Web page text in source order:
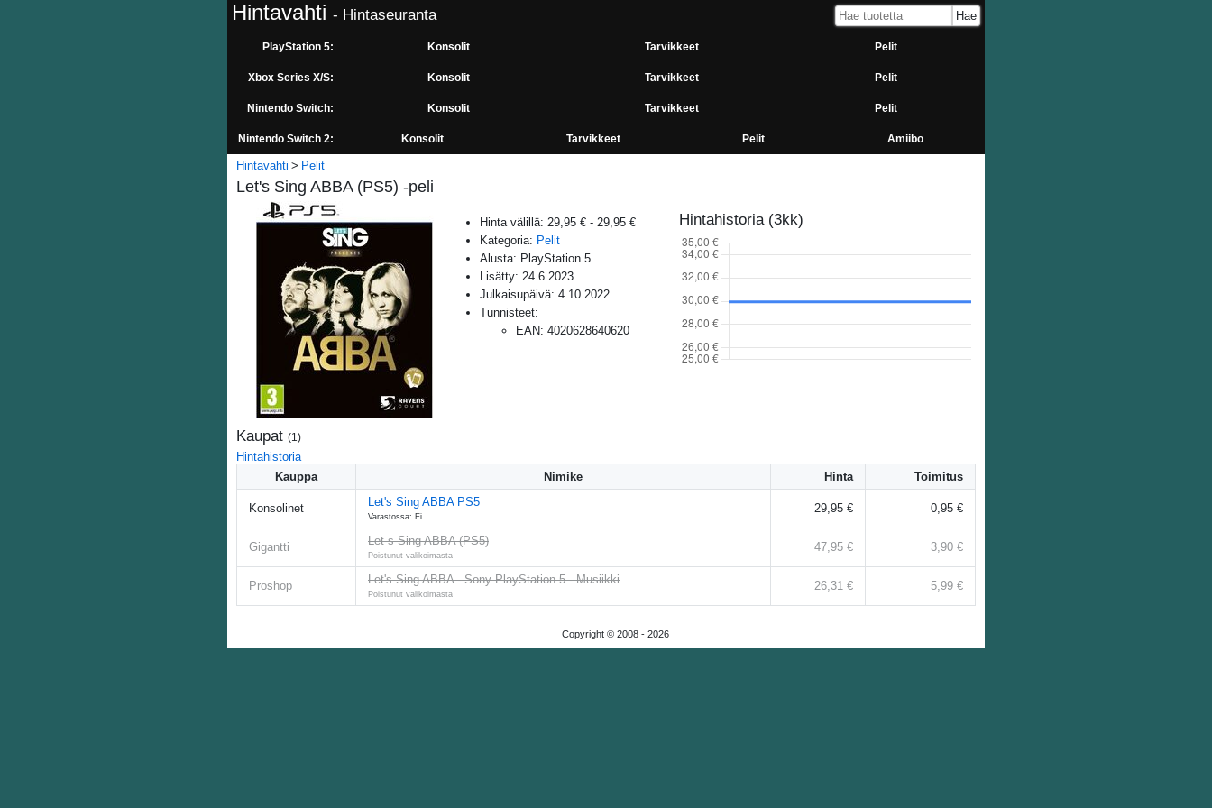
Hintavahti - Hintaseuranta
PlayStation 5: Konsolit Tarvikkeet Pelit
Xbox Series X/S: Konsolit Tarvikkeet Pelit
Nintendo Switch: Konsolit Tarvikkeet Pelit
Nintendo Switch 2: Konsolit Tarvikkeet Pelit Amiibo
Hintavahti Pelit
Let's Sing ABBA (PS5) -peli
Hinta välillä: 29,95 € - 29,95 €
Kategoria: Pelit
Alusta: PlayStation 5
Lisätty: 24.6.2023
Julkaisupäivä: 4.10.2022
Tunnisteet:
EAN: 4020628640620
Hintahistoria (3kk)
Kaupat (1 )
Hintahistoria
Kauppa
Nimike Hinta Toimitus
Konsolinet Let's Sing ABBA PS5
Varastossa: Ei
29,95 € 0,95 €
Gigantti Let s Sing ABBA (PS5)
Poistunut valikoimasta
47,95 € 3,90 €
Proshop Let's Sing ABBA - Sony PlayStation 5 - Musiikki
Poistunut valikoimasta
26,31 € 5,99 €
Copyright © 2008 - 2026